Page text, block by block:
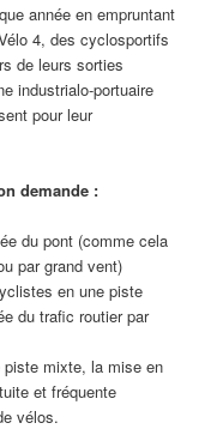
année en empruntant
4, des cyclosportifs
de leurs sorties
industrialo-portuaire
pour leur
demande :
du pont (comme cela
par grand vent)
en une piste
du trafic routier par
mixte, la mise en
et fréquente
vélos.